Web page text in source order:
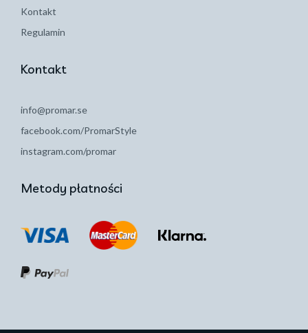
Kontakt
Regulamin
Kontakt
info@promar.se
facebook.com/PromarStyle
instagram.com/promar
Metody płatności